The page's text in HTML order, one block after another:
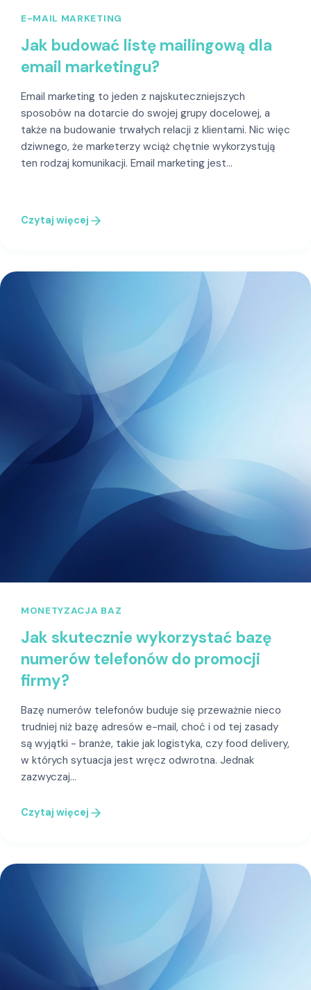
E-MAIL MARKETING
Jak budować listę mailingową dla
email marketingu?
Email marketing to jeden z najskuteczniejszych
sposobów na dotarcie do swojej grupy docelowej, a
także na budowanie trwałych relacji z klientami. Nic więc
dziwnego, że marketerzy wciąż chętnie wykorzystują
ten rodzaj komunikacji. Email marketing jest…
Czytaj więcej
MONETYZACJA BAZ
Jak skutecznie wykorzystać bazę
numerów telefonów do promocji
firmy?
Bazę numerów telefonów buduje się przeważnie nieco
trudniej niż bazę adresów e-mail, choć i od tej zasady
są wyjątki - branże, takie jak logistyka, czy food delivery,
w których sytuacja jest wręcz odwrotna. Jednak
zazwyczaj…
Czytaj więcej